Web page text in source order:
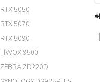
RTX 5050
RTX 5070
RTX 5090
TİWOX 9500
ZEBRA ZD220D